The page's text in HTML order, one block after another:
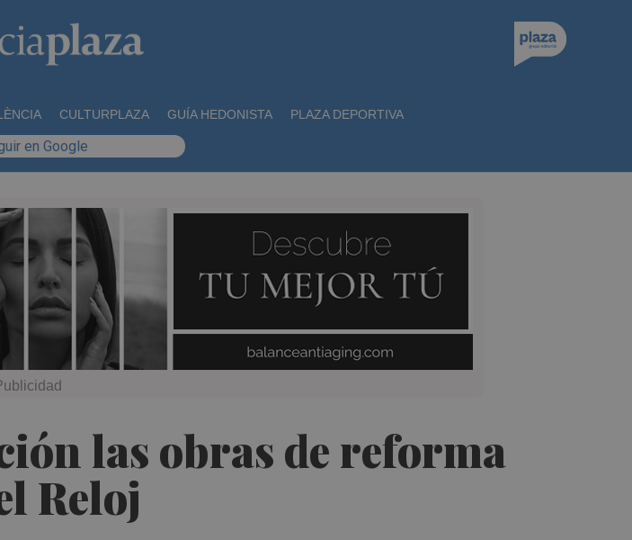
CULTURPLAZA GUÍA HEDONISTA PLAZA DEPORTIVA
en Google
las obras de reforma
Reloj